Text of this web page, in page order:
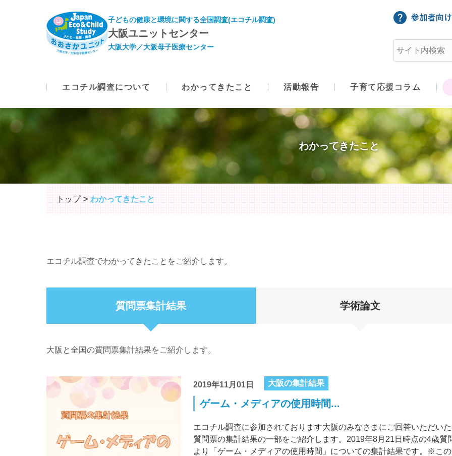
子どもの健康と環境に関する全国調査(エコチル調査)
大阪ユニットセンター
大阪大学／大阪母子医療センター
エコチル調査について わかってきたこと 活動報告 子育て応援コラム
わかってきたこと
トップ わかってきたこと
エコチル調査でわかってきたことをご紹介します。
質問票集計結果 学術論文
大阪と全国の質問票集計結果をご紹介します。
2019年11月01日 大阪の集計結果
ゲーム・メディアの使用時間...
エコチル調査に参加されております大阪のみなさまにご回答いただい
質問票の集計結果の一部をご紹介します。2019年8月21日時点の4歳質
より「ゲーム・メディアの使用時間」についての集計結果です。※こ